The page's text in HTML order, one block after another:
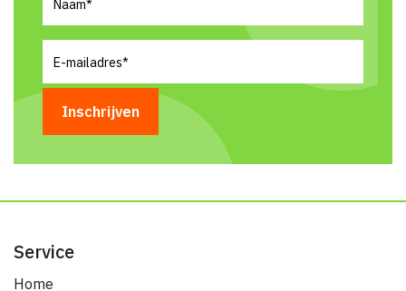
mailadres(Vereist)
Service
Home